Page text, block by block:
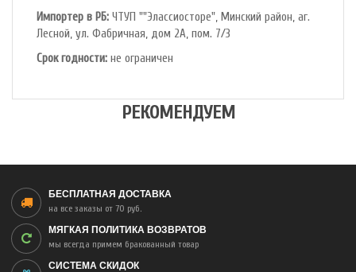
Импортер в РБ: ЧТУП ""Элассиосторе", Минский район, аг.
Лесной, ул. Фабричная, дом 2А, пом. 7/3
Срок годности: не ограничен
РЕКОМЕНДУЕМ
БЕСПЛАТНАЯ ДОСТАВКА
на все заказы от 70 руб.
МЯГКАЯ ПОЛИТИКА ВОЗВРАТОВ
мы всегда примем бракованный товар
СИСТЕМА СКИДОК